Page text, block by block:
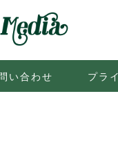
い合わせ プラ